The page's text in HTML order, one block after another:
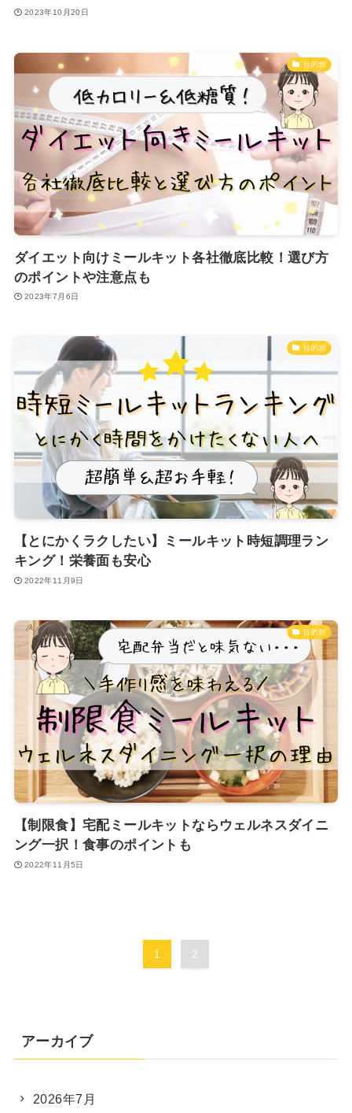
2023年10月20日
目的別
ダイエット向けミールキット各社徹底比較！選び方
のポイントや注意点も
2023年7月6日
目的別
【とにかくラクしたい】ミールキット時短調理ラン
キング！栄養面も安心
2022年11月9日
目的別
【制限食】宅配ミールキットならウェルネスダイニ
ング一択！食事のポイントも
2022年11月5日
1 2
アーカイブ
2026年7月